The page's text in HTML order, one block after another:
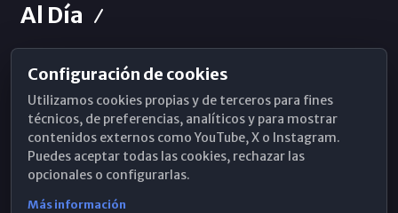
Al Día
Horarios de Misa
Hemeroteca
WhatsApp
Configuración de cookies
Utilizamos cookies propias y de terceros para fines
técnicos, de preferencias, analíticos y para mostrar
contenidos externos como YouTube, X o Instagram.
Puedes aceptar todas las cookies, rechazar las
opcionales o configurarlas.
Más información